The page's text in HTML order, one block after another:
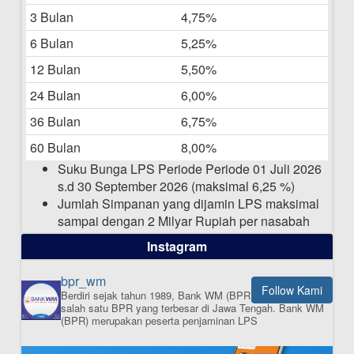
Laporan Keuangan Berkelanjutan
06-05-2025
Daftar Pemenang Undian TAMASHA
Bulan April 2025
15-04-2025
Pengumuman Nama Baru Perusahaan
3 Bulan
4,75%
6 Bulan
5,25%
12 Bulan
5,50%
24 Bulan
6,00%
36 Bulan
6,75%
60 Bulan
8,00%
Suku Bunga LPS Periode Periode 01 Juli 2026
s.d 30 September 2026 (maksimal 6,25 %)
Jumlah Simpanan yang dijamin LPS maksimal
sampai dengan 2 Milyar Rupiah per nasabah
dalam satu bank
ISI APLIKASI SEKARANG
Instagram
Follow Kami
bpr_wm
Berdiri sejak tahun 1989, Bank WM (BPR) merupakan
salah satu BPR yang terbesar di Jawa Tengah.Bank WM
(BPR) merupakan peserta penjaminan LPS